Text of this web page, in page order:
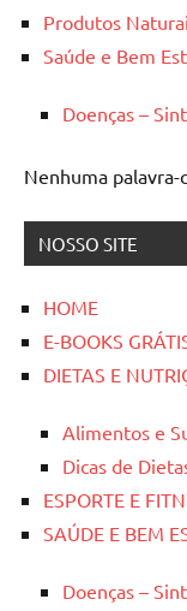
Produtos
Saúde e Bem
Doenças –
Nenhuma
NOSSO SITE
HOME
E-BOOKS
DIETAS E
Alimentos e
Dicas de
ESPORTE E
SAÚDE E BEM
Doenças –